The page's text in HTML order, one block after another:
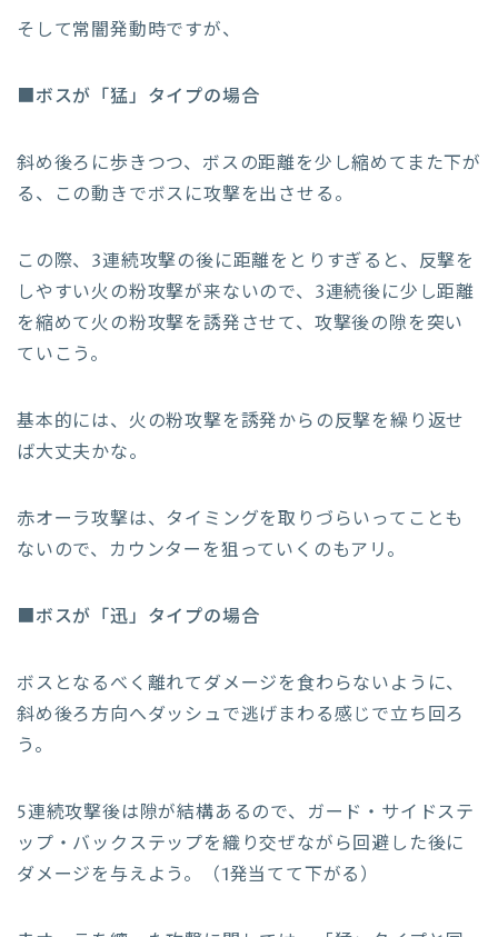
そして常闇発動時ですが、
■ボスが「猛」タイプの場合
斜め後ろに歩きつつ、ボスの距離を少し縮めてまた下が
る、この動きでボスに攻撃を出させる。
この際、3連続攻撃の後に距離をとりすぎると、反撃を
しやすい火の粉攻撃が来ないので、3連続後に少し距離
を縮めて火の粉攻撃を誘発させて、攻撃後の隙を突い
ていこう。
基本的には、火の粉攻撃を誘発からの反撃を繰り返せ
ば大丈夫かな。
赤オーラ攻撃は、タイミングを取りづらいってことも
ないので、カウンターを狙っていくのもアリ。
■ボスが「迅」タイプの場合
ボスとなるべく離れてダメージを食わらないように、
斜め後ろ方向へダッシュで逃げまわる感じで立ち回ろ
う。
5連続攻撃後は隙が結構あるので、ガード・サイドステ
ップ・バックステップを織り交ぜながら回避した後に
ダメージを与えよう。（1発当てて下がる）